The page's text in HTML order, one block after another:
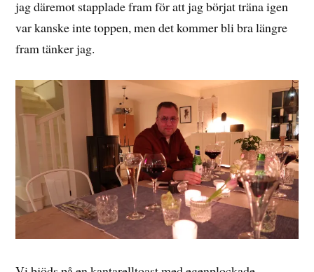
jag däremot stapplade fram för att jag börjat träna igen
var kanske inte toppen, men det kommer bli bra längre
fram tänker jag.